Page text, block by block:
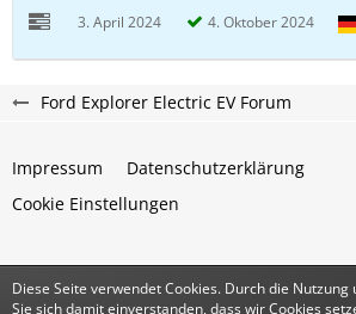
3. April 2024 4. Oktober 2024
Ford Explorer Electric EV Forum
Impressum
Datenschutzerklärung
Cookie Einstellungen
Community-Software:WoltLab
Diese Seite verwendet Cookies. Durch die
Sie sich damit einverstanden, dass wir Cookies